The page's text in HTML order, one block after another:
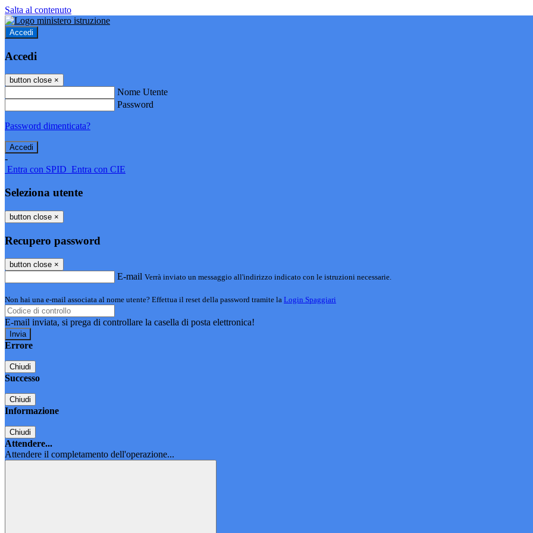
Salta al contenuto
Accedi
Accedi
button close ×
Nome Utente
Password
Password dimenticata?
-
Entra con SPID Entra con CIE
Seleziona utente
button close ×
Recupero password
button close ×
E-mail Verrà inviato un messaggio all'indirizzo indicato con le istruzioni necessarie.
Non hai una e-mail associata al nome utente? Effettua il reset della password tramite la Login Spaggiari
E-mail inviata, si prega di controllare la casella di posta elettronica!
Errore
Chiudi
Successo
Chiudi
Informazione
Chiudi
Attendere...
Attendere il completamento dell'operazione...